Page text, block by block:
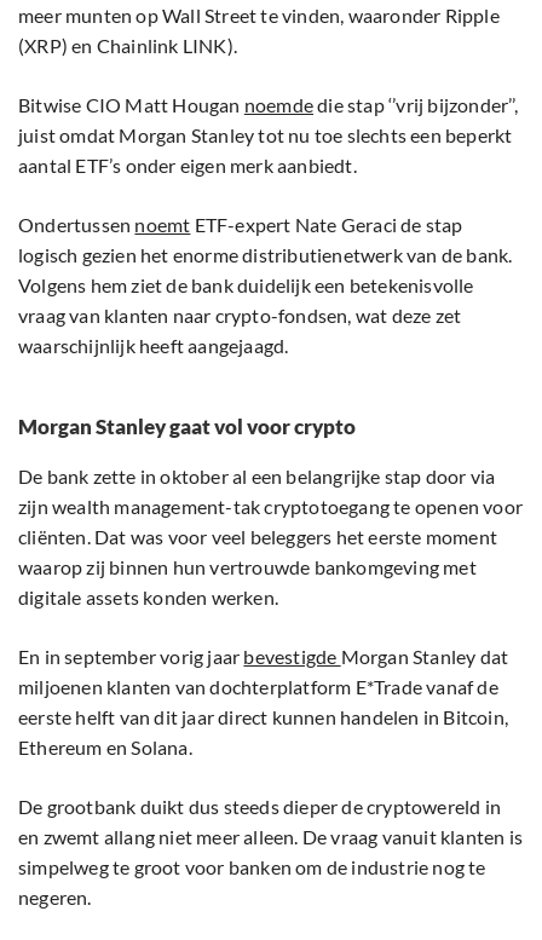
meer munten op Wall Street te vinden, waaronder Ripple
(XRP) en Chainlink LINK).
Bitwise CIO Matt Hougan noemdedie stap ‘’vrij bijzonder’’,
juist omdat Morgan Stanley tot nu toe slechts een beperkt
aantal ETF’s onder eigen merk aanbiedt.
Ondertussen noemt ETF-expert Nate Geraci de stap
logisch gezien het enorme distributienetwerk van de bank.
Volgens hem ziet de bank duidelijk een betekenisvolle
vraag van klanten naar crypto-fondsen, wat deze zet
waarschijnlijk heeft aangejaagd.
Morgan Stanley gaat vol voor crypto
De bank zette in oktober al een belangrijke stap door via
zijn wealth management-tak cryptotoegang te openen voor
cliënten. Dat was voor veel beleggers het eerste moment
waarop zij binnen hun vertrouwde bankomgeving met
digitale assets konden werken.
En in september vorig jaar bevestigde Morgan Stanley dat
miljoenen klanten van dochterplatform E*Trade vanaf de
eerste helft van dit jaar direct kunnen handelen in Bitcoin,
Ethereum en Solana.
De grootbank duikt dus steeds dieper de cryptowereld in
en zwemt allang niet meer alleen. De vraag vanuit klanten is
simpelweg te groot voor banken om de industrie nog te
negeren.